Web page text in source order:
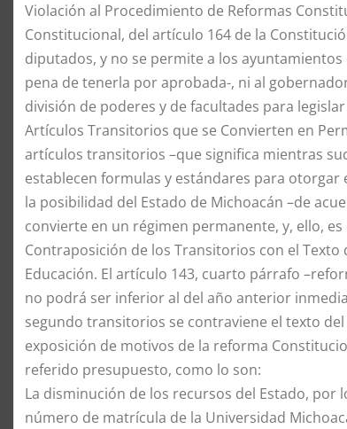
Violación al Procedimiento de Reformas
Constitucional, del artículo 164 de la
diputados, y no se permite a los
pena de tenerla por aprobada-, ni al
división de poderes y de facultades para
Artículos Transitorios que se Convierten en
artículos transitorios –que significa mientras
establecen formulas y estándares para
la posibilidad del Estado de Michoacán –de
convierte en un régimen permanente, y, ello,
Contraposición de los Transitorios con el Texto
Educación. El artículo 143, cuarto párrafo
no podrá ser inferior al del año anterior
segundo transitorios se contraviene el texto
exposición de motivos de la reforma
referido presupuesto, como lo son:
La disminución de los recursos del Estado, por
número de matrícula de la Universidad